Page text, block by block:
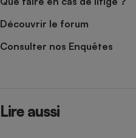
Découvrir le forum
Consulter nos Enquêtes
Lire aussi